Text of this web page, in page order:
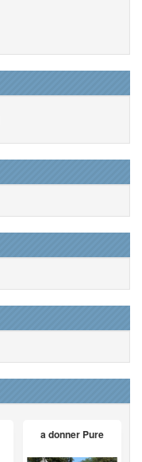
a donner Pure